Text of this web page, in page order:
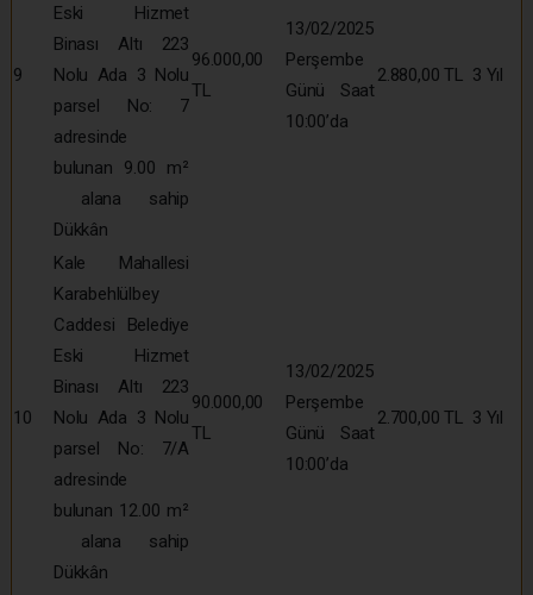
9
Eski Hizmet
Binası Altı 223
Nolu Ada 3 Nolu
parsel No: 7
adresinde
bulunan 9.00 m²
alana sahip
Dükkân
96.000,00
TL
13/02/2025
Perşembe
Günü Saat
10:00’da
2.880,00 TL 3 Yıl
10
Kale Mahallesi
Karabehlülbey
Caddesi Belediye
Eski Hizmet
Binası Altı 223
Nolu Ada 3 Nolu
parsel No: 7/A
adresinde
bulunan 12.00 m²
alana sahip
Dükkân
90.000,00
TL
13/02/2025
Perşembe
Günü Saat
10:00’da
2.700,00 TL 3 Yıl